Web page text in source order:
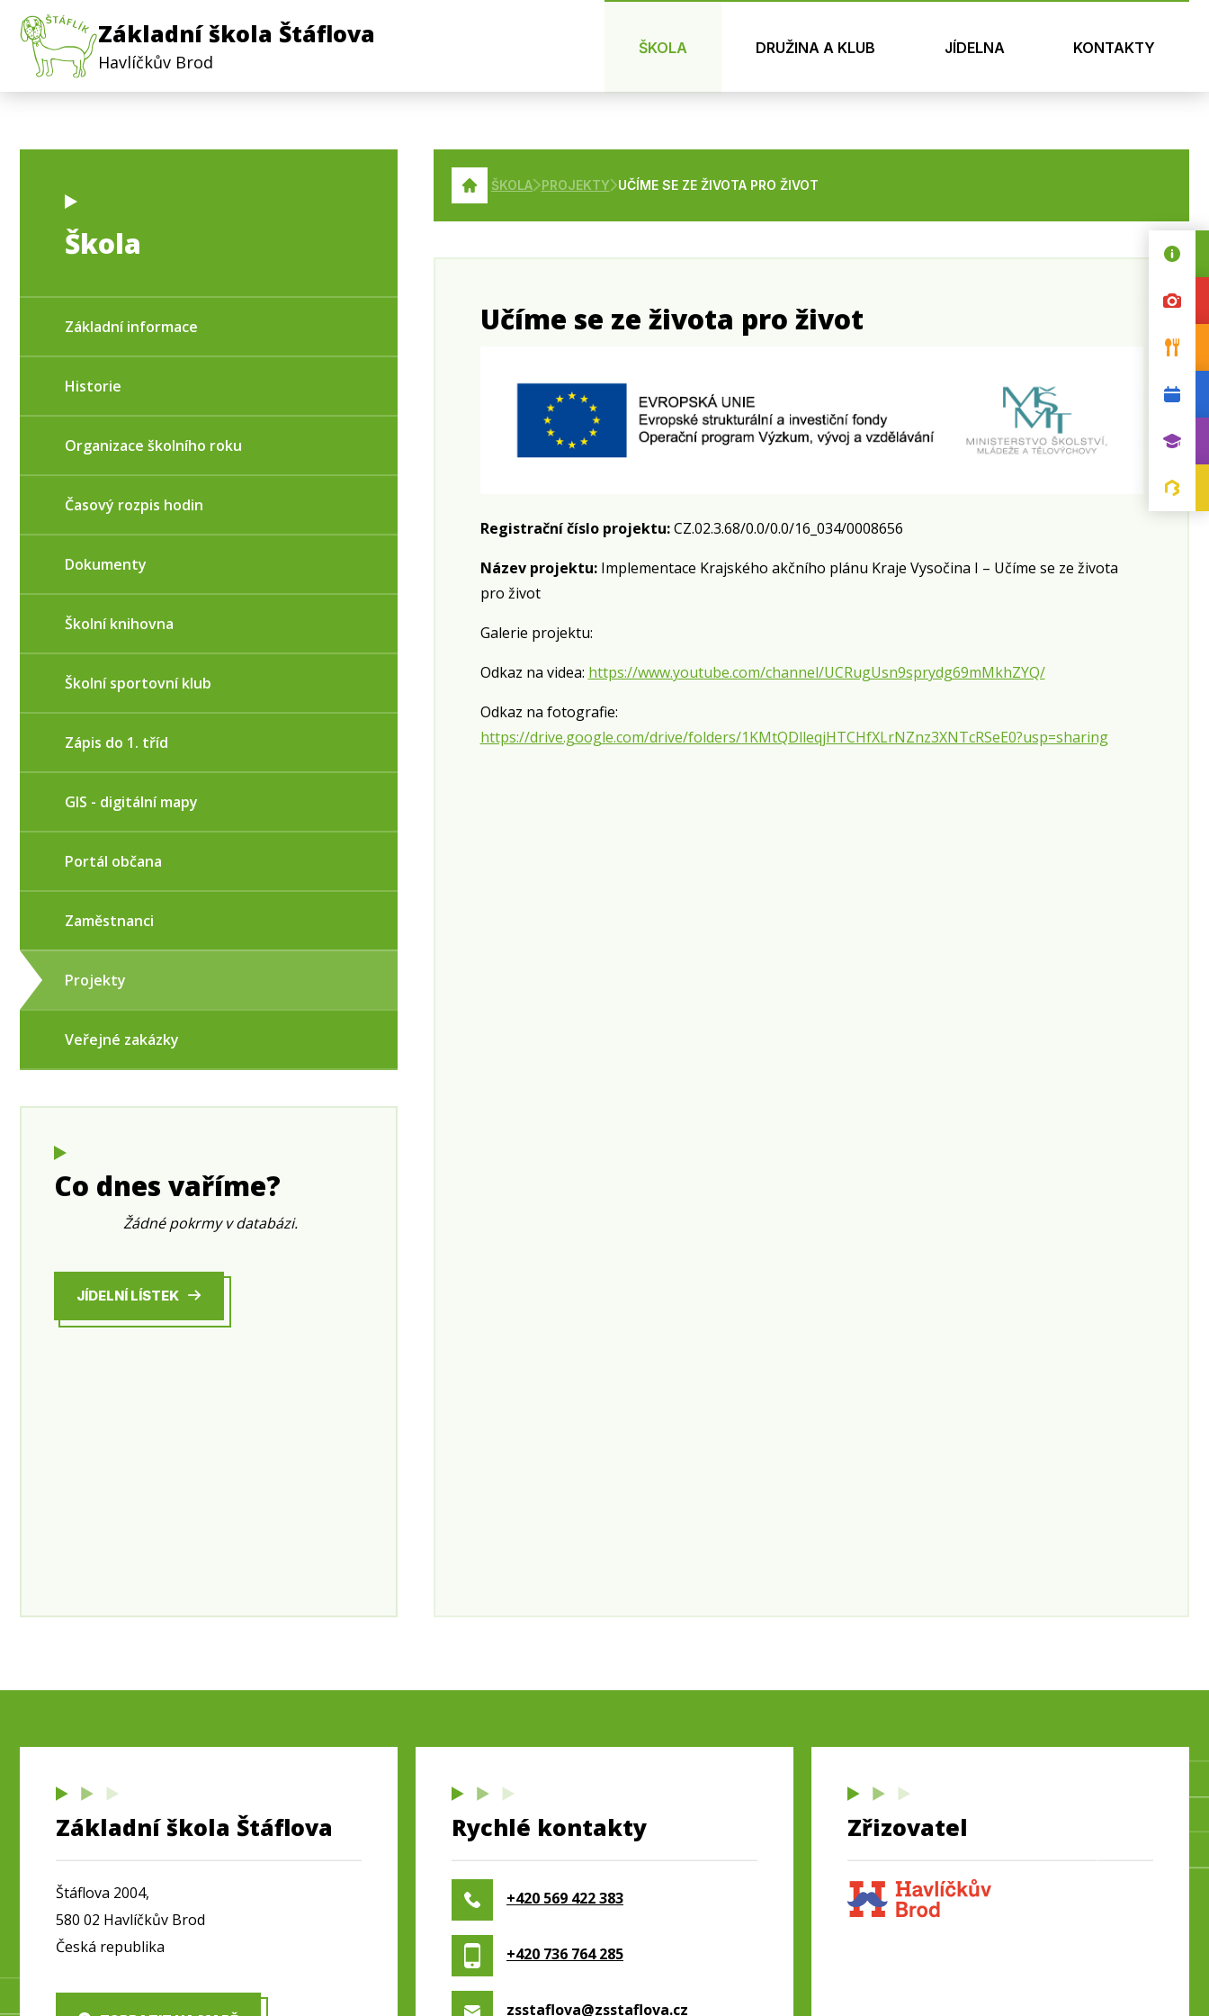
Základní škola Štáflova
Havlíčkův Brod
ŠKOLA DRUŽINA A KLUB JÍDELNA KONTAKTY
ŠKOLA PROJEKTY UČÍME SE ZE ŽIVOTA PRO ŽIVOT
Učíme se ze života pro život
Registrační číslo projektu:CZ.02.3.68/0.0/0.0/16_034/0008656
Název projektu:Implementace Krajského akčního plánu Kraje Vysočina I – Učíme se ze života
pro život
Galerie projektu:
Odkaz na videa: https://www.youtube.com/channel/UCRugUsn9sprydg69mMkhZYQ/
Odkaz na fotografie:
https://drive.google.com/drive/folders/1KMtQDlleqjHTCHfXLrNZnz3XNTcRSeE0?usp=sharing
Škola
Základní informace
Historie
Organizace školního roku
Časový rozpis hodin
Dokumenty
Školní knihovna
Školní sportovní klub
Zápis do 1. tříd
GIS - digitální mapy
Portál občana
Zaměstnanci
Projekty
Veřejné zakázky
Co dnes vaříme?
Žádné pokrmy v databázi.
JÍDELNÍ LÍSTEK
Základní škola Štáflova
Štáflova 2004,
580 02 Havlíčkův Brod
Česká republika
Rychlé kontakty
+420 569 422 383
+420 736 764 285
zsstaflova@zsstaflova.cz
Zřizovatel